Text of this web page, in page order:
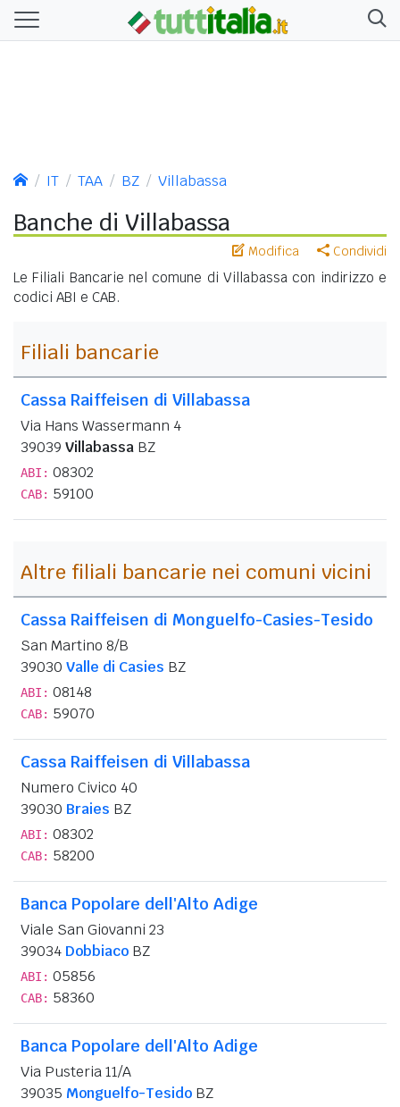
IT TAA BZ Villabassa
Banche di Villabassa
Modifica Condividi
Le Filiali Bancarie nel comune di Villabassa con indirizzo e
codici ABI e CAB.
Filiali bancarie
Cassa Raiffeisen di Villabassa
Via Hans Wassermann 4
39039 Villabassa BZ
ABI: 08302
CAB: 59100
Altre filiali bancarie nei comuni vicini
Cassa Raiffeisen di Monguelfo-Casies-Tesido
San Martino 8/B
39030 Valle di Casies BZ
ABI: 08148
CAB: 59070
Cassa Raiffeisen di Villabassa
Numero Civico 40
39030 Braies BZ
ABI: 08302
CAB: 58200
Banca Popolare dell'Alto Adige
Viale San Giovanni 23
39034 Dobbiaco BZ
ABI: 05856
CAB: 58360
Banca Popolare dell'Alto Adige
Via Pusteria 11/A
39035 Monguelfo-Tesido BZ